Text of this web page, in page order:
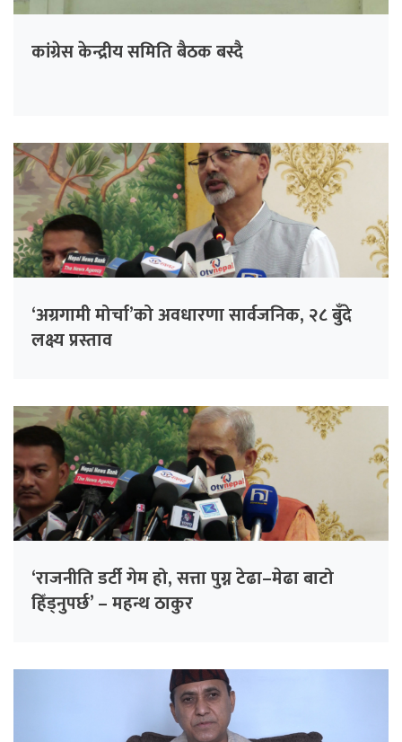
कांग्रेस केन्द्रीय समिति बैठक बस्दै
‘अग्रगामी मोर्चा’को अवधारणा सार्वजनिक, २८ बुँदे
लक्ष्य प्रस्ताव
‘राजनीति डर्टी गेम हो, सत्ता पुग्न टेढा–मेढा बाटो
हिँड्नुपर्छ’ – महन्थ ठाकुर